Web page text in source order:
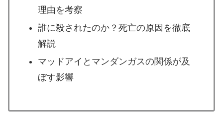
理由を考察
誰に殺されたのか？死亡の原因を徹底
解説
マッドアイとマンダンガスの関係が及
ぼす影響